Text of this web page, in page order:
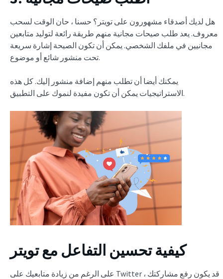
هل لديك أصدقاء مشهورون على تويتر؟ حسنا ، حان الوقت لسحب
معروف. يعد طلب صيحات مجانية منهم طريقة رائعة لتوليد متابعين
مجانيين في ملفك الشخصي. يمكن أن تكون الصيحة إشارة سريعة
تحت منشور شائع أو موضوع.
يمكنك أيضا أن تطلب منهم إضافة منشور إليك. كل هذه
الاستراتيجيات يمكن أن تكون مفيدة لنموك على التطبيق.
كيفية تحسين التفاعل مع تويتر
على الرغم من زيادة متابعيك على Twitter ، قد يكون رفع مشاركتك